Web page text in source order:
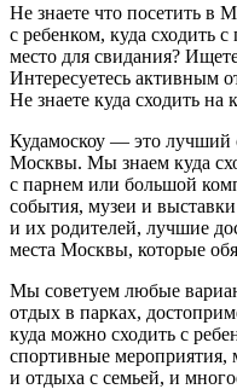
Не знаете что посетить в
с ребенком, куда сходить
место для свидания?
Интересуетесь активным
Не знаете куда сходить
Кудамоскоу — это лучший
Москвы. Мы знаем куда
с парнем или большой
события, музеи и
и их родителей, лучшие
места Москвы, которые
Мы советуем любые
отдых в парках,
куда можно сходить с
спортивные мероприятия,
и отдыха с семьей, и